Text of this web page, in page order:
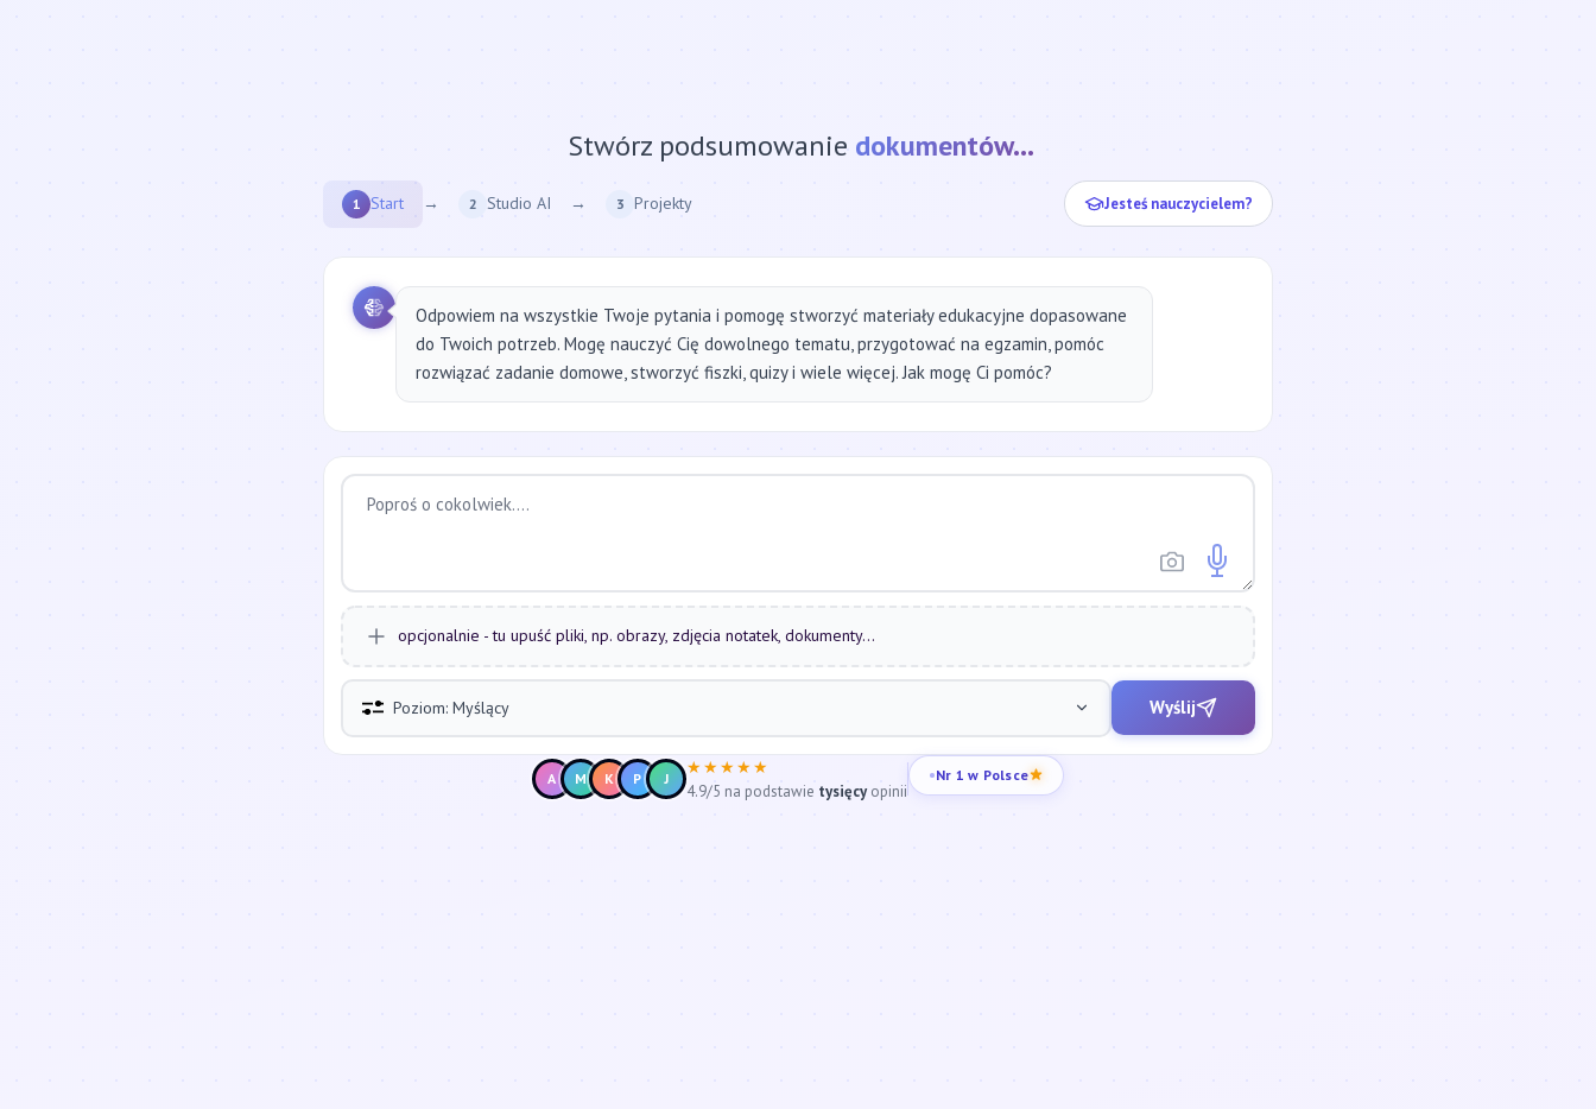
Stwórz podsumowanie strony internetowej...
1 Start → 2 Studio AI → 3 Projekty Jesteś nauczycielem?
Odpowiem na wszystkie Twoje pytania i pomogę stworzyć materiały edukacyjne dopasowane
do Twoich potrzeb. Mogę nauczyć Cię dowolnego tematu, przygotować na egzamin, pomóc
rozwiązać zadanie domowe, stworzyć fiszki, quizy i wiele więcej. Jak mogę Ci pomóc?
opcjonalnie - tu upuść pliki, np. obrazy, zdjęcia notatek, dokumenty...
Poziom: Myślący Wyślij
A M K P J
★★★★★
4.9/5 na podstawie tysięcyopinii
Nr 1 w Polsce